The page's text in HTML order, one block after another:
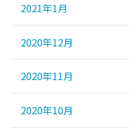
2021年1月
2020年12月
2020年11月
2020年10月